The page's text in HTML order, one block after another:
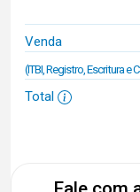
Venda
(ITBI, Registro, Escritura e
Total